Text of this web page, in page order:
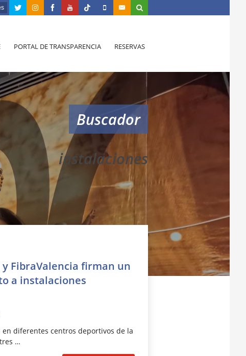
PORTAL DE TRANSPARENCIA RESERVAS
Buscador
instalaciones
FibraValencia firman un
a instalaciones
diferentes centros deportivos de la
…